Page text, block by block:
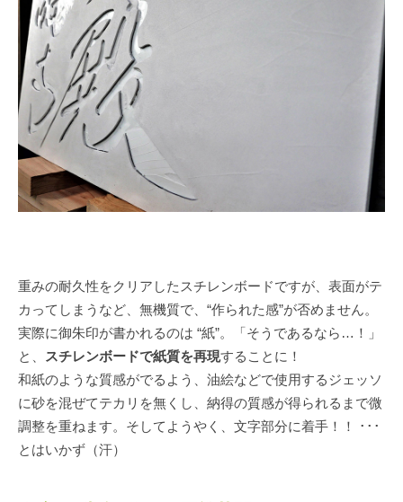
重みの耐久性をクリアしたスチレンボードですが、表面がテ
カってしまうなど、無機質で、“作られた感”が否めません。
実際に御朱印が書かれるのは “紙”。「そうであるなら…！」
と、
スチレンボードで紙質を再現することに！
和紙のような質感がでるよう、油絵などで使用するジェッソ
に砂を混ぜてテカリを無くし、納得の質感が得られるまで微
調整を重ねます。そしてようやく、文字部分に着手！！ ･･･
とはいかず（汗）